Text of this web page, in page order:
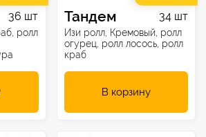
36 шт
ролл
Тандем 34 шт
Изи ролл, Кремовый, ролл
огурец, ролл лосось, ролл
краб
В корзину